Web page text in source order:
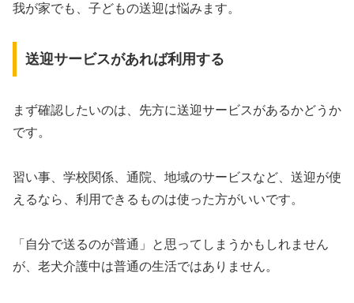
我が家でも、子どもの送迎は悩みます。
送迎サービスがあれば利用する
まず確認したいのは、先方に送迎サービスがあるかどうか
です。
習い事、学校関係、通院、地域のサービスなど、送迎が使
えるなら、利用できるものは使った方がいいです。
「自分で送るのが普通」と思ってしまうかもしれません
が、老犬介護中は普通の生活ではありません。